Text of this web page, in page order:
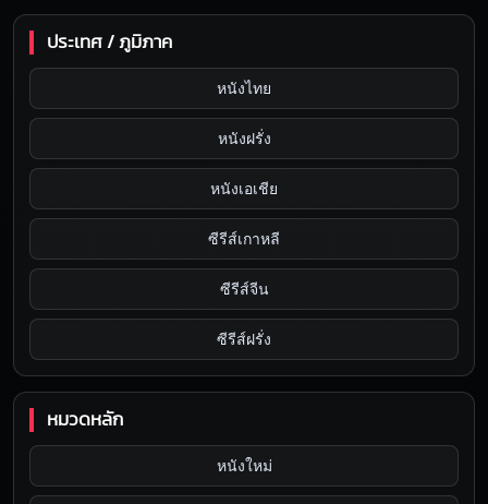
ประเทศ / ภูมิภาค
หนังไทย
หนังฝรั่ง
หนังเอเชีย
ซีรีส์เกาหลี
ซีรีส์จีน
ซีรีส์ฝรั่ง
หมวดหลัก
หนังใหม่